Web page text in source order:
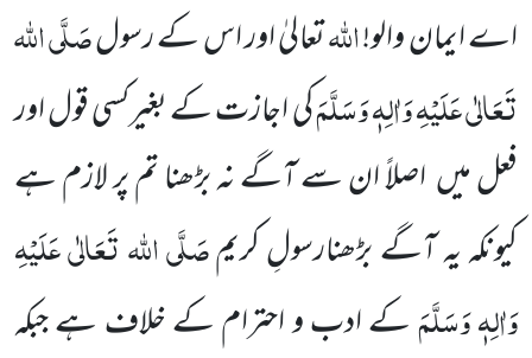
اے ایمان والو!اللہتعالیٰ اور اس کے رسولصَلَّی اللہ
تَعَالٰی عَلَیْہِ وَاٰلِہٖ وَسَلَّمَکی اجازت کے بغیرکسی قول اور
فعل میں اصلاً ان سے آگے نہ بڑھنا تم پر لازم ہے
کیونکہ یہ آگے بڑھنارسولِ کریمصَلَّی اللہ تَعَالٰی عَلَیْہِ
وَاٰلِہٖ وَسَلَّمَکے ادب و احترام کے خلاف ہے جبکہ